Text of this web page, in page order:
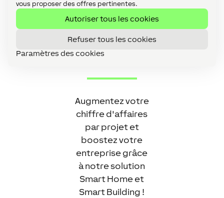
vous proposer des offres pertinentes.
Autoriser tous les cookies
Refuser tous les cookies
Paramètres des cookies
certifi
és
Loxone
Augmentez votre
chiffre d'affaires
par projet et
boostez votre
entreprise grâce
à notre solution
Smart Home et
Smart Building !